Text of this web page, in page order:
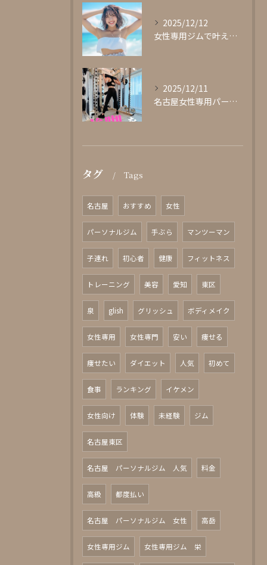
2025/12/12
女性専用ジムで叶える理想の体型作り
2025/12/11
名古屋女性専用パーソナルジムglishグリッシュ
タグ Tags
名古屋 おすすめ 女性
パーソナルジム 手ぶら マンツーマン
子連れ 初心者 健康 フィットネス
トレーニング 美容 愛知 東区
泉 glish グリッシュ ボディメイク
女性専用 女性専門 安い 痩せる
痩せたい ダイエット 人気 初めて
食事 ランキング イケメン
女性向け 体験 未経験 ジム
名古屋東区
名古屋 パーソナルジム 人気 料金
高級 都度払い
名古屋 パーソナルジム 女性 高岳
女性専用ジム 女性専用ジム 栄